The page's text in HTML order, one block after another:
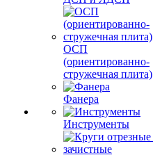
ОСП
(ориентированно-
стружечная плита)
Фанера
Инструменты